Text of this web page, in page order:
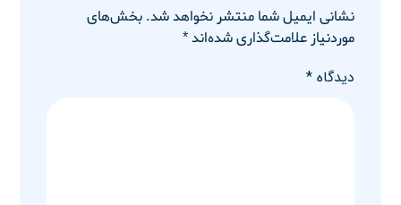
نشانی ایمیل شما منتشر نخواهد شد. بخش‌های
موردنیاز علامت‌گذاری شده‌اند*
دیدگاه*